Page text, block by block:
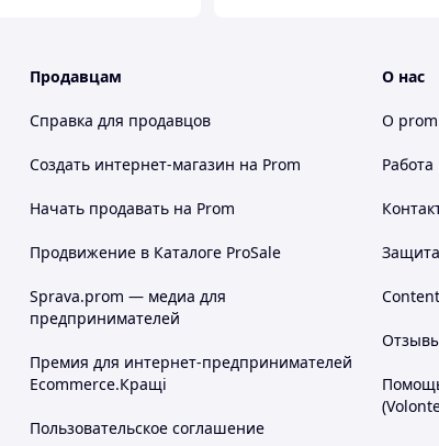
Продавцам
Справка для продавцов
Создать интернет-магазин на Prom
Начать продавать на Prom
Продвижение в Каталоге ProSale
Sprava.prom — медиа для
предпринимателей
Премия для интернет-предпринимателей
Ecommerce.Кращі
Пользовательское соглашение
О нас
О